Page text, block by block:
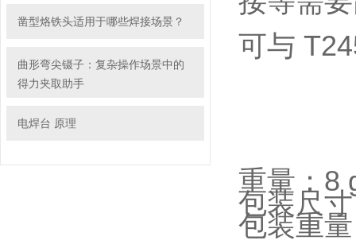
凿型烙铁头适用于哪些焊接场景？
曲形弯尖镊子：复杂操作场景中的
得力夹取助手
电焊台 原理
可与
重量：8
包装尺
包装重